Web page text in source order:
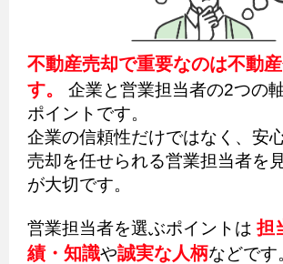
不動産売却で重要なのは不動
す。
企業と営業担当者の2つの
ポイントです。
企業の信頼性だけではなく、安
売却を任せられる営業担当者を
が大切です。
営業担当者を選ぶポイントは 担
績・知識や誠実な人柄などです